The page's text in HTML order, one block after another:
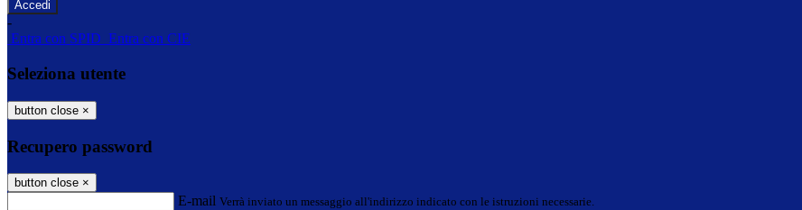
-
Entra con SPID Entra con CIE
Seleziona utente
button close ×
Recupero password
button close ×
E-mail Verrà inviato un messaggio all'indirizzo indicato con le istruzioni necessarie.